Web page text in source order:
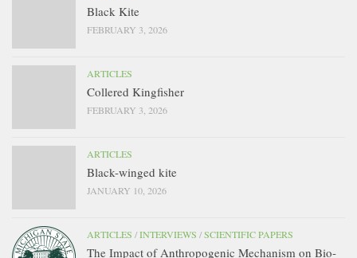
Black Kite
FEBRUARY 3, 2026
ARTICLES
Collered Kingfisher
FEBRUARY 3, 2026
ARTICLES
Black-winged kite
JANUARY 10, 2026
ARTICLES /INTERVIEWS /SCIENTIFIC PAPERS
The Impact of Anthropogenic Mechanism on Bio-